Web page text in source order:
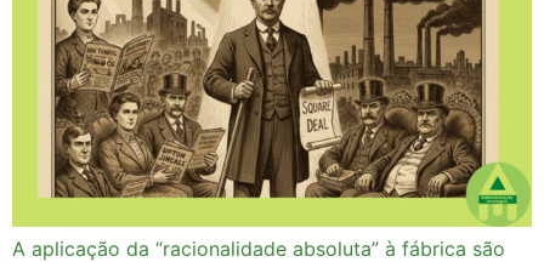
A aplicação da “racionalidade absoluta” à fábrica são